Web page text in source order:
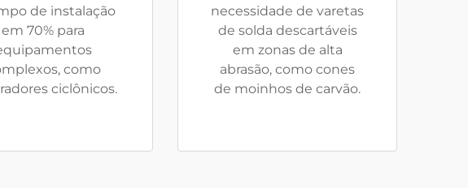
de instalação
em 70% para
como
ciclônicos.
necessidade de varetas
de solda descartáveis
em zonas de alta
abrasão, como cones
de moinhos de carvão.